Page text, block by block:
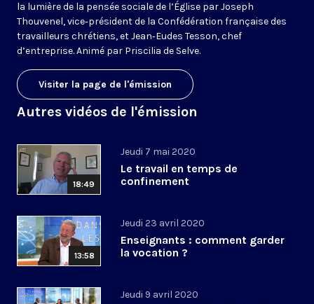
la lumière de la pensée sociale de l’Église par Joseph
Thouvenel, vice‑président de la Confédération française des
travailleurs chrétiens, et Jean‑Eudes Tesson, chef
d’entreprise. Animé par Priscilia de Selve.
Visiter la page de l'émission
Autres vidéos de l'émission
18:49
Jeudi 7 mai 2020
Le travail en temps de
confinement
13:58
Jeudi 23 avril 2020
Enseignants : comment garder
la vocation ?
Jeudi 9 avril 2020